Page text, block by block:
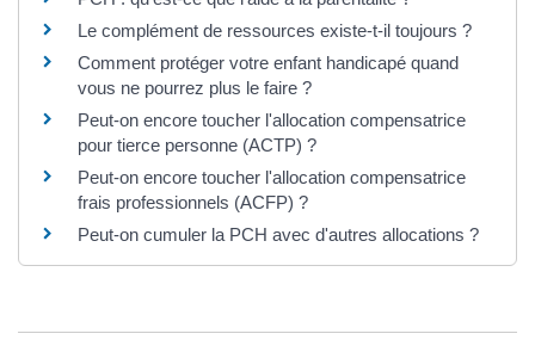
Le complément de ressources existe-t-il toujours ?
Comment protéger votre enfant handicapé quand
vous ne pourrez plus le faire ?
Peut-on encore toucher l'allocation compensatrice
pour tierce personne (ACTP) ?
Peut-on encore toucher l'allocation compensatrice
frais professionnels (ACFP) ?
Peut-on cumuler la PCH avec d'autres allocations ?